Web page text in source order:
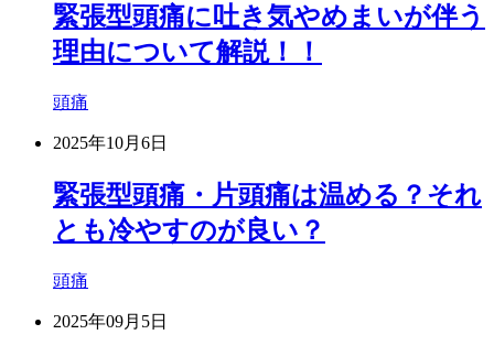
緊張型頭痛に吐き気やめまいが伴う
理由について解説！！
頭痛
2025年10月6日
緊張型頭痛・片頭痛は温める？それ
とも冷やすのが良い？
頭痛
2025年09月5日